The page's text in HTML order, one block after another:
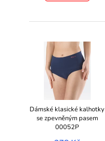
Dámské klasické kalhotky
se zpevněným pasem
00052P